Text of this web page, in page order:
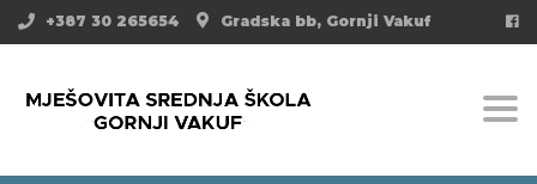
Gradska bb, Gornji Vakuf
+387 30 265654